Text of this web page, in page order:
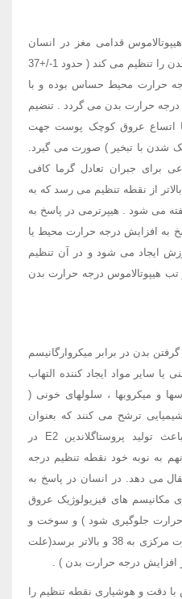
قدامی مغز در انسان
بطور طبیعی درجه حرارت مرکزی بدن را تنظیم می کند ( حدود 1-/+37
حرارت محیط حساس بوده و با
درجه حرارت بدن می گردد . تنضیم
اتساع عروق کوچک پوست جهت
شدن با تبخیر ) صورت می گیرد.
برای جبران تعادل گرما کافی
از نقطه تنظیم می رسد که به
می شود . هیپرترمی در پاسخ به
به افزایش درجه حرارت محیط یا
ایجاد می شود و در آن تنظیم
تب هیپوتالاموس درجه حرارت بدن
بدن در برابر میکروارگانیسم
سایر مواد ایجاد کننده التهاب
و میکروبها ، سلولهای خونی (
ترشح می کنند که بعنوان
فاکتور تب زای داخلی بوده و باعث تولید پروستاگلاندین E2 در
به نوبه خود نقطه تنظیم درجه
می دهد. در انسان در پاسخ به
های فیزیولوژیک عروق
حرارت جلوگیری شود ) و سوخت و
ساز افزایش می یابد تا درجه حرارت مرکزی به 38 و بالاتر برسد(علت
افزایش درجه حرارت بدن ) .
دقت و هوشیاری نقطه تنظیم را